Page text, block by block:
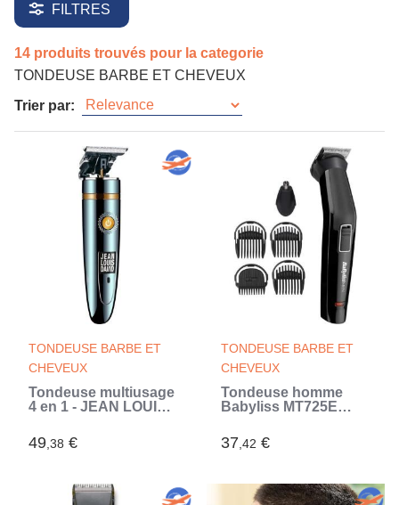
FILTRES
14 produits trouvés pour la categorie
TONDEUSE BARBE ET CHEVEUX
Trier par:
TONDEUSE BARBE ET
CHEVEUX
Tondeuse multiusage
4 en 1 - JEAN LOUIS
- Barbe, Contours,
Précision, Nez
49,38 €
TONDEUSE BARBE ET
CHEVEUX
Tondeuse homme
Babyliss MT725E
37,42 €